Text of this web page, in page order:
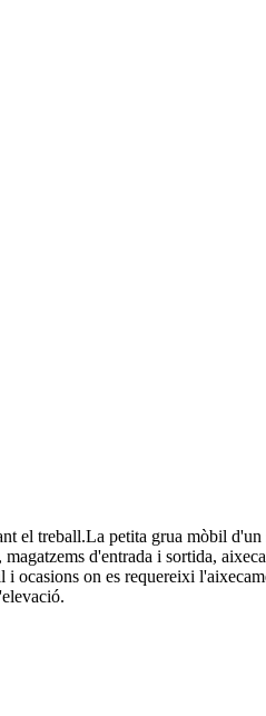
el treball.La petita grua mòbil
d'entrada i sortida,
on es requereixi